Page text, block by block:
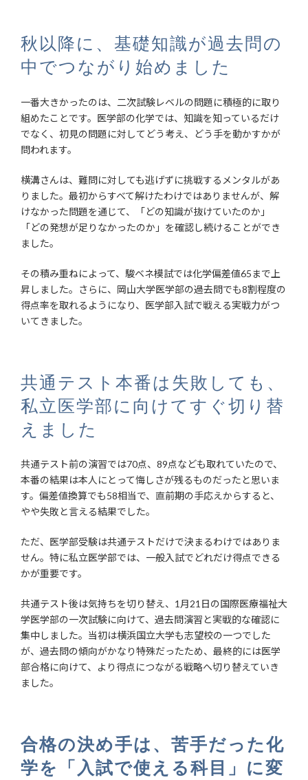
秋以降に、基礎知識が過去問の
中でつながり始めました
一番大きかったのは、二次試験レベルの問題に積極的に取り
組めたことです。医学部の化学では、知識を知っているだけ
でなく、初見の問題に対してどう考え、どう手を動かすかが
問われます。
横溝さんは、難問に対しても逃げずに挑戦するメンタルがあ
りました。最初からすべて解けたわけではありませんが、解
けなかった問題を通じて、「どの知識が抜けていたのか」
「どの発想が足りなかったのか」を確認し続けることができ
ました。
その積み重ねによって、駿ベネ模試では化学偏差値65まで上
昇しました。さらに、岡山大学医学部の過去問でも8割程度の
得点率を取れるようになり、医学部入試で戦える実戦力がつ
いてきました。
共通テスト本番は失敗しても、
私立医学部に向けてすぐ切り替
えました
共通テスト前の演習では70点、89点なども取れていたので、
本番の結果は本人にとって悔しさが残るものだったと思いま
す。偏差値換算でも58相当で、直前期の手応えからすると、
やや失敗と言える結果でした。
ただ、医学部受験は共通テストだけで決まるわけではありま
せん。特に私立医学部では、一般入試でどれだけ得点できる
かが重要です。
共通テスト後は気持ちを切り替え、1月21日の国際医療福祉大
学医学部の一次試験に向けて、過去問演習と実戦的な確認に
集中しました。当初は横浜国立大学も志望校の一つでした
が、過去問の傾向がかなり特殊だったため、最終的には医学
部合格に向けて、より得点につながる戦略へ切り替えていき
ました。
合格の決め手は、苦手だった化
学を「入試で使える科目」に変